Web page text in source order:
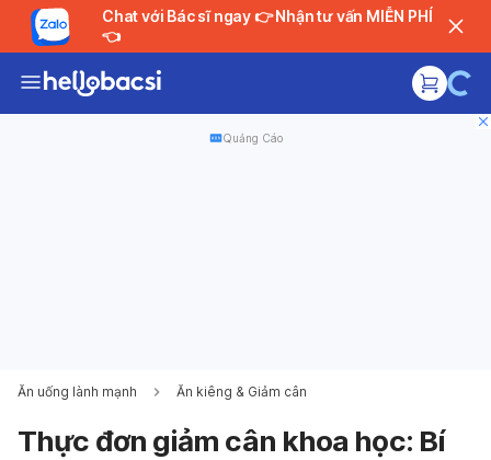
Chat với Bác sĩ ngay 👉 Nhận tư vấn MIỄN PHÍ
👈
Quảng Cáo
Ăn uống lành mạnh Ăn kiêng & Giảm cân
Thực đơn giảm cân khoa học: Bí